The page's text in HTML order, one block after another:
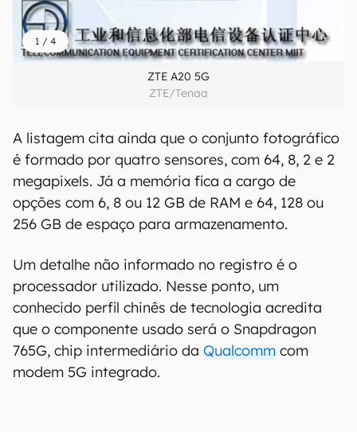
1 / 4
ZTE A20 5G
ZTE/Tenaa
A listagem cita ainda que o conjunto fotográfico
é formado por quatro sensores, com 64, 8, 2 e 2
megapixels. Já a memória fica a cargo de
opções com 6, 8 ou 12 GB de RAM e 64, 128 ou
256 GB de espaço para armazenamento.
Um detalhe não informado no registro é o
processador utilizado. Nesse ponto, um
conhecido perfil chinês de tecnologia acredita
que o componente usado será o Snapdragon
765G, chip intermediário da Qualcomm com
modem 5G integrado.